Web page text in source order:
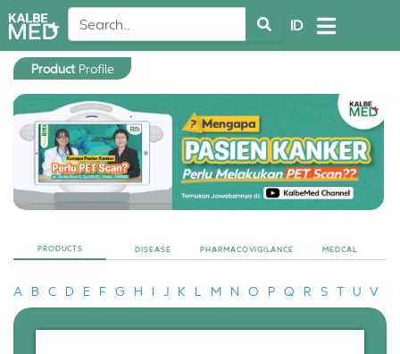
ID
Product Profile
PRODUCTS DISEASE PHARMACOVIGILANCE MEDCAL
A B C D E F G H I J K L M N O P Q R S T U V